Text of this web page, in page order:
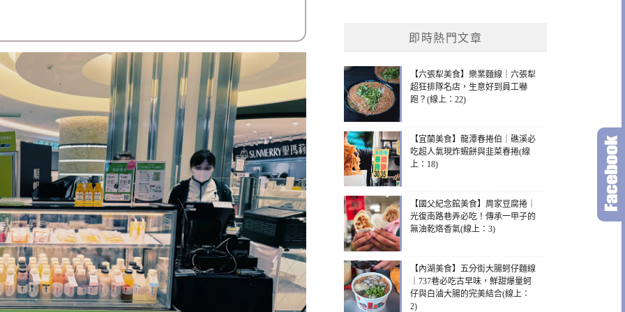
即時熱門文章
【六張犁美食】樂業麵線｜六張犁
超狂排隊名店，生意好到員工嚇
跑？(線上：22)
【宜蘭美食】龍潭春捲伯｜礁溪必
吃超人氣現炸蝦餅與韭菜春捲(線
上：18)
【國父紀念館美食】周家豆腐捲｜
光復南路巷弄必吃！傳承一甲子的
無油乾烙香氣(線上：3)
【內湖美食】五分街大腸蚵仔麵線
｜737巷必吃古早味，鮮甜爆量蚵
仔與白滷大腸的完美結合(線上：
2)